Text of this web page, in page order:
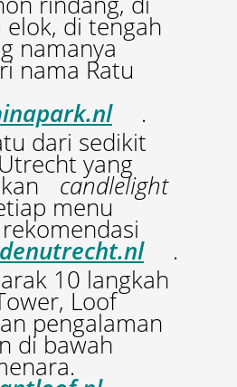
di tengah
namanya
nama Ratu
.
dari sedikit
yang
candlelight
menu
.
10 langkah
Loof
pengalaman
di bawah